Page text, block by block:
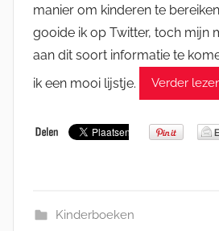
manier om kinderen te
gooide ik op Twitter, toch mijn
aan dit soort informatie te
ik een mooi lijstje.
Verder
Kinderboeken